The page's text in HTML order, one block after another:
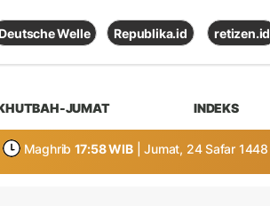
Deutsche Welle Republika.id retizen.id
JUMAT INDEKS
Maghrib 17:58 WIB | Jumat, 24 Safar 1448